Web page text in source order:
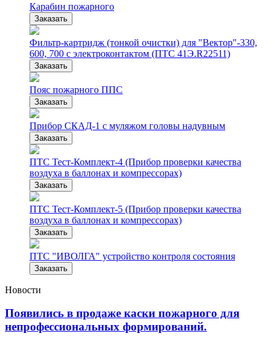
Карабин пожарного
Заказать
Фильтр-картридж (тонкой очистки) для "Вектор"-330,
600, 700 с электроконтактом (ПТС 41Э.R22511)
Заказать
Пояс пожарного ППС
Заказать
Прибор СКАД-1 с муляжом головы надувным
Заказать
ПТС Тест-Комплект-4 (Прибор проверки качества
воздуха в баллонах и компрессорах)
Заказать
ПТС Тест-Комплект-5 (Прибор проверки качества
воздуха в баллонах и компрессорах)
Заказать
ПТС "ИВОЛГА" устройство контроля состояния
Заказать
Новости
Появились в продаже каски пожарного для
непрофессиональных формирований.